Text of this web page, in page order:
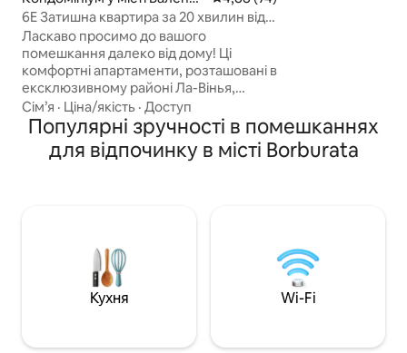
я
6E Затишна квартира за 20 хвилин від
аеропорту (VLN)
Ласкаво просимо до вашого
помешкання далеко від дому! Ці
комфортні апартаменти, розташовані в
ексклюзивному районі Ла-Вінья,
пропонують вам ідеальне поєднання
спокою та близькості.
Насолоджуйтеся чудовими
ресторанами, медичними послугами
прекрасним краєвидом на місто. Це
ідеальна база для вашої подорожі,
розташована всього за 20 хвилин від
аеропорту. Ми чекаємо на вас з
Сім’я · Ціна/якість · Доступ
ВЛАСНОЮ
Популярні зручності в помешканнях
для відпочинку в місті Borburata
Кухня Wi-Fi